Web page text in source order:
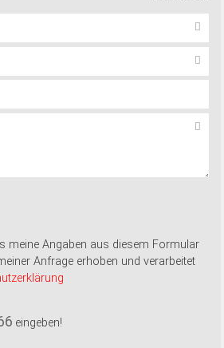
meine Angaben aus diesem Formular
Anfrage erhoben und verarbeitet
6 eingeben!